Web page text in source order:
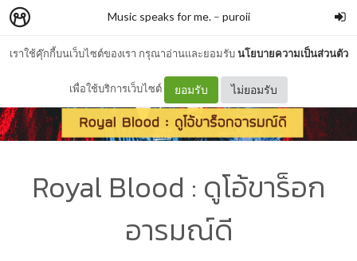
เราใช้คุ๊กกี้บนเว็บไซต์ของเรา กรุณาอ่านและยอมรับนโยบายความเป็นส่วนตัว
เพื่อใช้บริการเว็บไซต์ ยอมรับ ไม่ยอมรับ
Music speaks for me.– puroii
Royal Blood : ดูโอ้ขาร็อก
อารมณ์ดี